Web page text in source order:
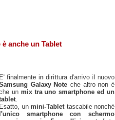
anche un Tablet
E' finalmente in dirittura d'arrivo il nuovo
Galaxy Note che altro non è
un mix tra uno smartphone ed un
Esatto, un mini-Tablet tascabile nonchè
l'unico smartphone con schermo